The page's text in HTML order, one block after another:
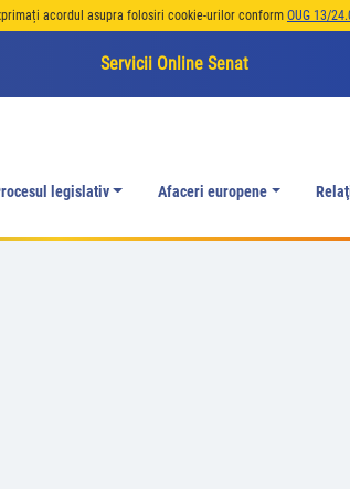
acordul asupra folosiri cookie-urilor conform OUG 13/
Servicii Online Senat
legislativ Afaceri europene